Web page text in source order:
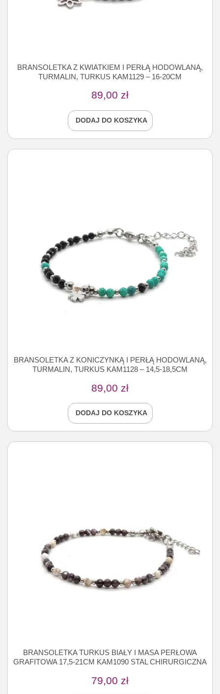
BRANSOLETKA Z KWIATKIEM I PERŁĄ HODOWLANĄ,
TURMALIN, TURKUS KAM1129 – 16-20CM
89,00 zł
DODAJ DO KOSZYKA
BRANSOLETKA Z KONICZYNKĄ I PERŁĄ HODOWLANĄ,
TURMALIN, TURKUS KAM1128 – 14,5-18,5CM
89,00 zł
DODAJ DO KOSZYKA
BRANSOLETKA TURKUS BIAŁY I MASA PERŁOWA
GRAFITOWA 17,5-21CM KAM1090 STAL CHIRURGICZNA
79,00 zł